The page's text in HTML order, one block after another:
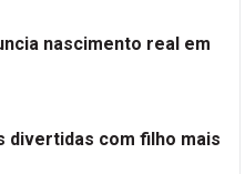
nascimento real em
divertidas com filho mais